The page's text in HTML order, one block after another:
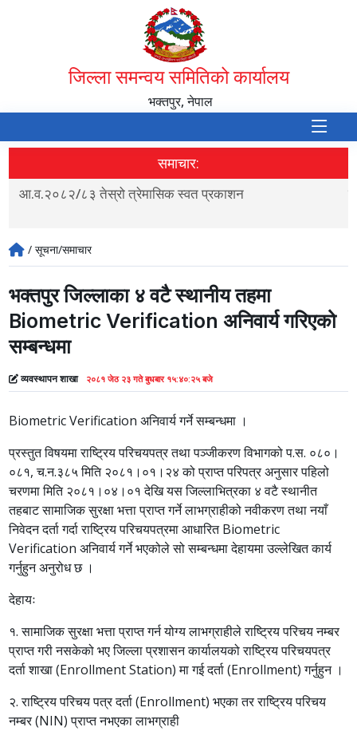
जिल्ला समन्वय समितिको कार्यालय
भक्तपुर, नेपाल
समाचार:
आ.व.२०८२/८३ तेस्रो त्रेमासिक स्वत प्रकाशन
/ सूचना/समाचार
भक्तपुर जिल्लाका ४ वटै स्थानीय तहमा
Biometric Verification अनिवार्य गरिएको
सम्बन्धमा
व्यवस्थापन शाखा २०८१ जेठ २३ गते बुधबार १५:४०:२५ बजे
Biometric Verification अनिवार्य गर्ने सम्बन्धमा ।
प्रस्तुत विषयमा राष्ट्रिय परिचयपत्र तथा पञ्जीकरण विभागको प.स. ०८०।
०८१, च.न.३८५ मिति २०८१।०१।२४ को प्राप्त परिपत्र अनुसार पहिलो
चरणमा मिति २०८१।०४।०१ देखि यस जिल्लाभित्रका ४ वटै स्थानीत
तहबाट सामाजिक सुरक्षा भत्ता प्राप्त गर्ने लाभग्राहीको नवीकरण तथा नयाँ
निवेदन दर्ता गर्दा राष्ट्रिय परिचयपत्रमा आधारित Biometric
Verification अनिवार्य गर्ने भएकोले सो सम्बन्धमा देहायमा उल्लेखित कार्य
गर्नुहुन अनुरोध छ ।
देहायः
१. सामाजिक सुरक्षा भत्ता प्राप्त गर्न योग्य लाभग्राहीले राष्ट्रिय परिचय नम्बर
प्राप्त गरी नसकेको भए जिल्ला प्रशासन कार्यालयको राष्ट्रिय परिचयपत्र
दर्ता शाखा (Enrollment Station) मा गई दर्ता (Enrollment) गर्नुहुन ।
२. राष्ट्रिय परिचय पत्र दर्ता (Enrollment) भएका तर राष्ट्रिय परिचय
नम्बर (NIN) प्राप्त नभएका लाभग्राही